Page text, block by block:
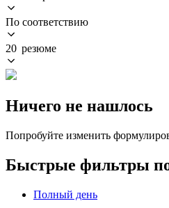
По соответствию
20 резюме
Ничего не нашлось
Попробуйте изменить
Быстрые фильтры
Полный день